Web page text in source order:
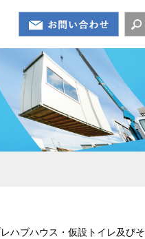
ハブハウス・仮設トイレ及びそ